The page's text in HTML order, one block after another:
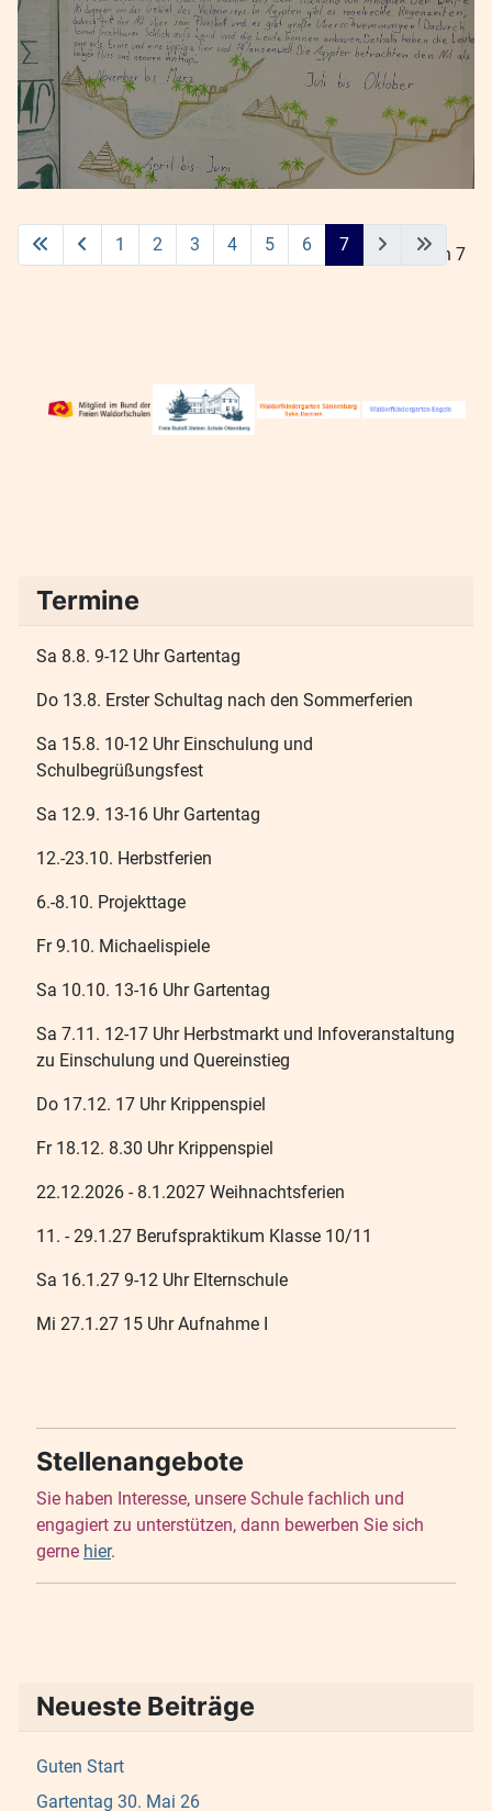
Seite 7 von 7
1 2 3 4 5 6 7
Termine
Sa 8.8. 9-12 Uhr Gartentag
Do 13.8. Erster Schultag nach den Sommerferien
Sa 15.8. 10-12 Uhr Einschulung und
Schulbegrüßungsfest
Sa 12.9. 13-16 Uhr Gartentag
12.-23.10. Herbstferien
6.-8.10. Projekttage
Fr 9.10. Michaelispiele
Sa 10.10. 13-16 Uhr Gartentag
Sa 7.11. 12-17 Uhr Herbstmarkt und Infoveranstaltung
zu Einschulung und Quereinstieg
Do 17.12. 17 Uhr Krippenspiel
Fr 18.12. 8.30 Uhr Krippenspiel
22.12.2026 - 8.1.2027 Weihnachtsferien
11. - 29.1.27 Berufspraktikum Klasse 10/11
Sa 16.1.27 9-12 Uhr Elternschule
Mi 27.1.27 15 Uhr Aufnahme I
Stellenangebote
Sie haben Interesse, unsere Schule fachlich und
engagiert zu unterstützen, dann bewerben Sie sich
gerne hier.
Neueste Beiträge
Guten Start
Gartentag 30. Mai 26